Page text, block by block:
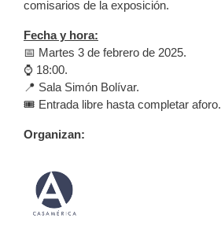
comisarios de la exposición.
Fecha y hora:
📅 Martes 3 de febrero de 2025.
⌚ 18:00.
📍 Sala Simón Bolívar.
🎟️ Entrada libre hasta completar aforo.
Organizan: